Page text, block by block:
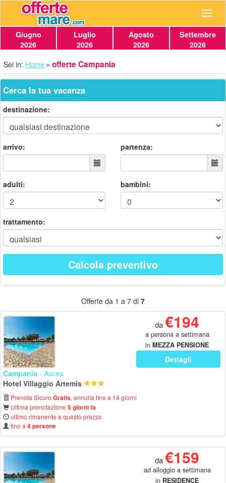
Giugno
2026
Luglio
2026
Agosto
2026
Settembre
2026
Sei in: Home offerte Campania
Cerca la tua vacanza
destinazione:
arrivo: partenza:
adulti: bambini:
trattamento:
Calcola preventivo
Offerte da 1 a 7 di 7
da€194
a persona a settimana
in MEZZA PENSIONE
Dettagli
Campania - Ascea
Hotel Villaggio Artemis
Prenota Sicuro Gratis, annulla fino a 14 giorni
Ultima prenotazione 5 giorni fa
ultimo rimanente a questo prezzo
fino a 4 persone
da€159
ad alloggio a settimana
in RESIDENCE